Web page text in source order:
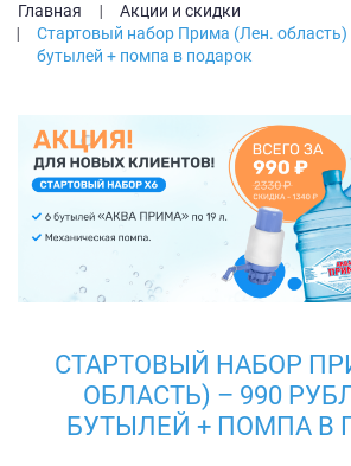
Главная
Акции и скидки
Стартовый набор Прима (Лен. область)
бутылей + помпа в подарок
СТАРТОВЫЙ НАБОР
ОБЛАСТЬ) – 990
БУТЫЛЕЙ + ПОМПА В